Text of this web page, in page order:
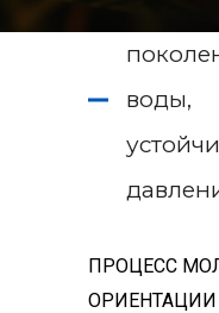
воды,
ПРОЦЕСС
ОРИЕНТАЦИИ